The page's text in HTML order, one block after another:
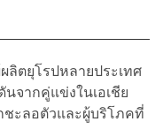
ตยุโรปหลายประเทศ
นจากคู่แข่งในเอเชีย
ชะลอตัวและผู้บริโภคที่